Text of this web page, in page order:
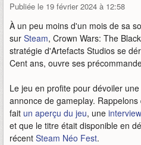
Publiée le 19 février 2024 à 12:58
À un peu moins d'un mois de sa
sur Steam, Crown Wars: The
stratégie d'Artefacts Studios se
Cent ans, ouvre ses
Le jeu en profite pour dévoiler
annonce de gameplay.
fait un aperçu du jeu, une
et que le titre était disponible en
récent Steam Néo Fest.